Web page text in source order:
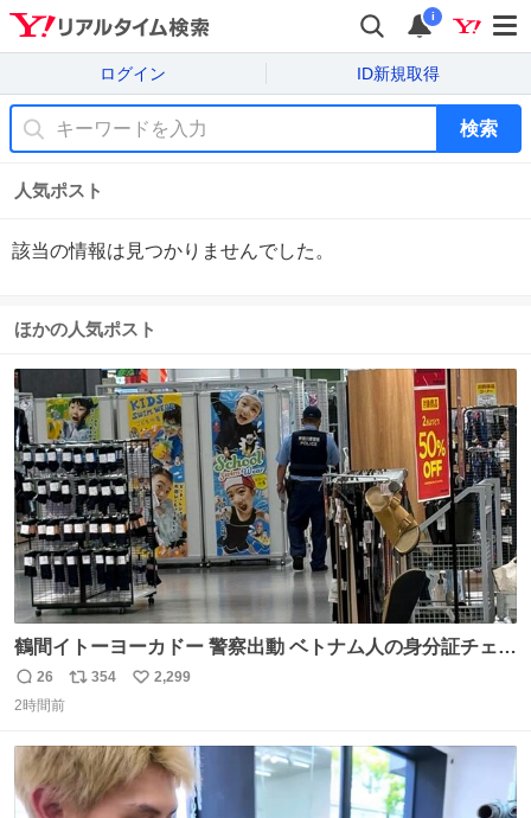
i
ログイン ID新規取得
検索
人気ポスト
該当の情報は見つかりませんでした。
ほかの人気ポスト
鶴間イトーヨーカドー 警察出動 ベトナム人の身分証チェッ
クを開店前に実施、店内まで見張りにきてます。不法滞在
者は覚悟してお越しください。
返
信
26
リ
ト
数
354
い
数
2,299
2時間前